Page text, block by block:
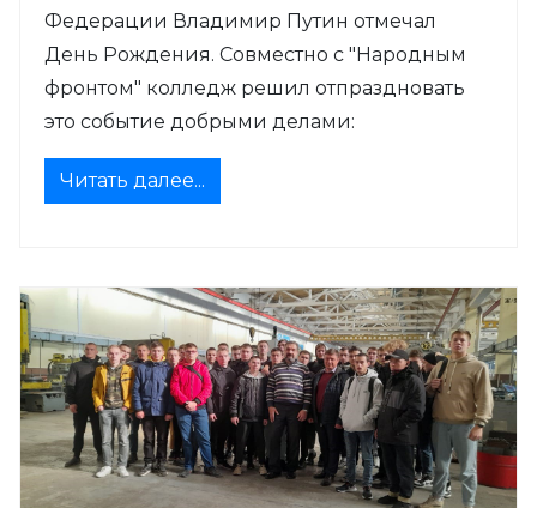
Федерации Владимир Путин отмечал
День Рождения. Совместно с "Народным
фронтом" колледж решил отпраздновать
это событие добрыми делами:
Читать далее...